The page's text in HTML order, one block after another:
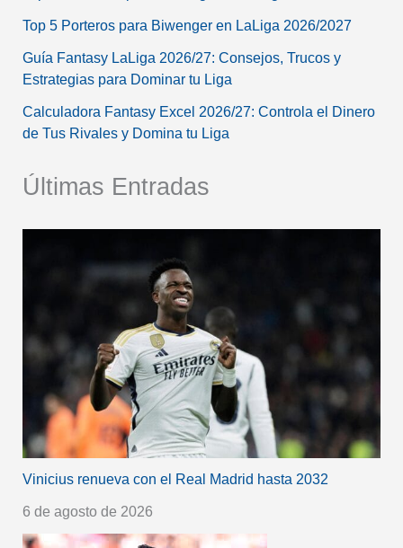
Top 5 Porteros para Biwenger en LaLiga 2026/2027
Guía Fantasy LaLiga 2026/27: Consejos, Trucos y
Estrategias para Dominar tu Liga
Calculadora Fantasy Excel 2026/27: Controla el Dinero
de Tus Rivales y Domina tu Liga
Últimas Entradas
Vinicius renueva con el Real Madrid hasta 2032
6 de agosto de 2026